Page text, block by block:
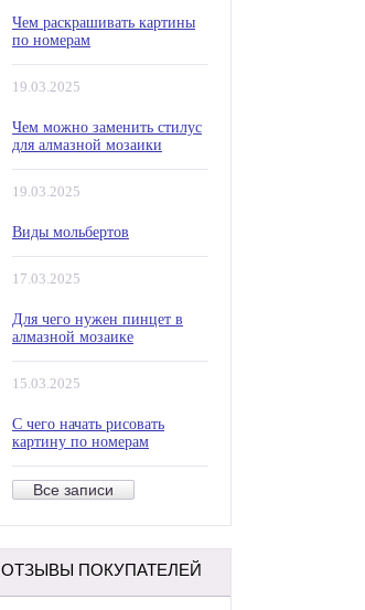
Чем раскрашивать картины
по номерам
19.03.2025
Чем можно заменить стилус
для алмазной мозаики
19.03.2025
Виды мольбертов
17.03.2025
Для чего нужен пинцет в
алмазной мозаике
15.03.2025
С чего начать рисовать
картину по номерам
Все записи
ОТЗЫВЫ ПОКУПАТЕЛЕЙ